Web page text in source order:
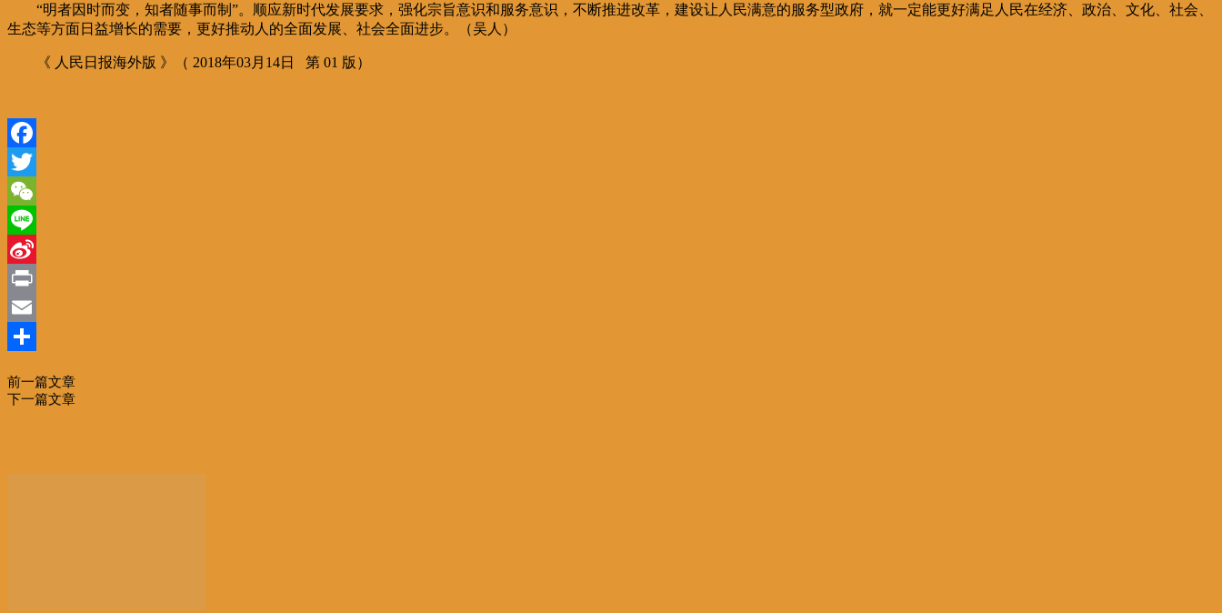
“明者因时而变，知者随事而制”。顺应新时代发展要求，强化宗旨意识和服务意识，不断推进改革，建设让人民满意的服务型政府，就一定能更好满足人民在经济、政治、文化、社会、
生态等方面日益增长的需要，更好推动人的全面发展、社会全面进步。（吴人 ）
《 人民日报海外版 》（ 2018年03月14日 第 01 版）
Facebook
Twitter
WeChat
Line
Sina
Weibo
Print
Email
享
前一篇文章
下一篇文章